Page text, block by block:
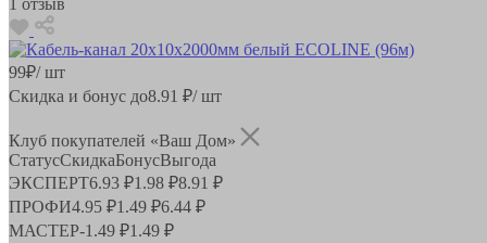
99₽/ шт
Скидка и бонус до8.91 ₽/ шт
Клуб покупателей «Ваш Дом»
СтатусСкидкаБонусВыгода
ЭКСПЕРТ6.93 ₽1.98 ₽8.91 ₽
ПРОФИ4.95 ₽1.49 ₽6.44 ₽
МАСТЕР-1.49 ₽1.49 ₽